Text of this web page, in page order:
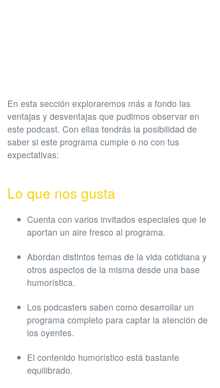
En esta sección exploraremos más a fondo las
ventajas y desventajas que pudimos observar en
este podcast. Con ellas tendrás la posibilidad de
saber si este programa cumple o no con tus
expectativas:
Lo que nos gusta
Cuenta con varios invitados especiales que le
aportan un aire fresco al programa.
Abordan distintos temas de la vida cotidiana y
otros aspectos de la misma desde una base
humorística.
Los podcasters saben como desarrollar un
programa completo para captar la atención de
los oyentes.
El contenido humorístico está bastante
equilibrado.